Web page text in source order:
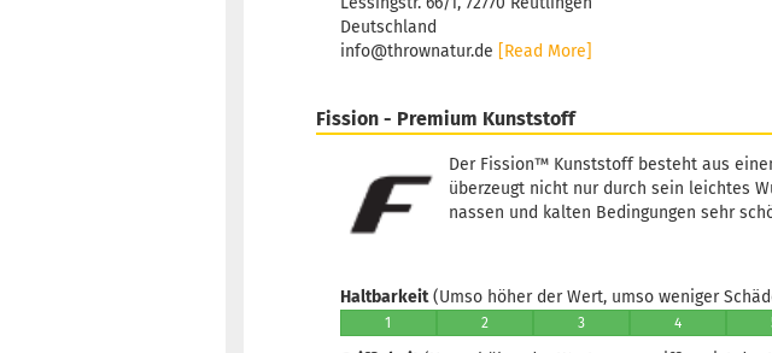
Deutschland
info@thrownatur.de [Read More]
Fission - Premium Kunststoff
Der Fission™ Kunststoff besteht aus
überzeugt nicht nur durch sein leichtes
nassen und kalten Bedingungen sehr
Haltbarkeit(Umso höher der Wert, umso weniger
1 2 3 4